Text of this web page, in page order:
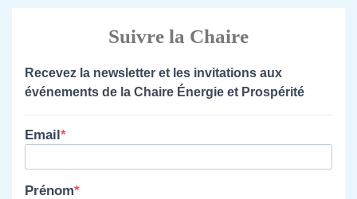
Suivre la Chaire
Recevez la newsletter et les invitations aux
événements de la Chaire Énergie et Prospérité
Email
Prénom